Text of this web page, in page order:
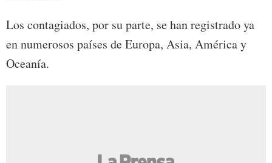
Los contagiados, por su parte, se han registrado ya
en numerosos países de Europa, Asia, América y
Oceanía.